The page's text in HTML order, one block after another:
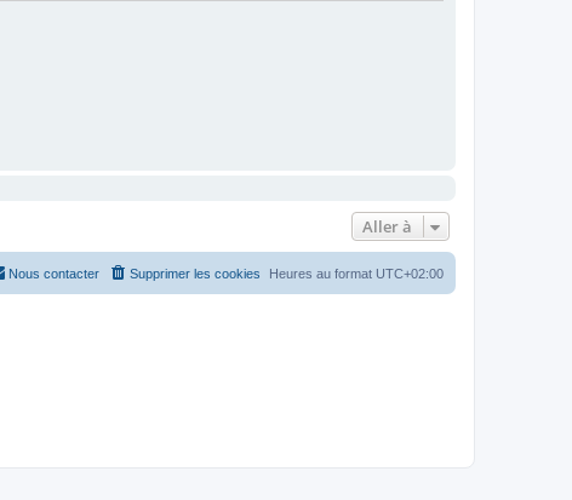
Aller à
Heures au format UTC+02:00
Supprimer les cookies
Nous contacter